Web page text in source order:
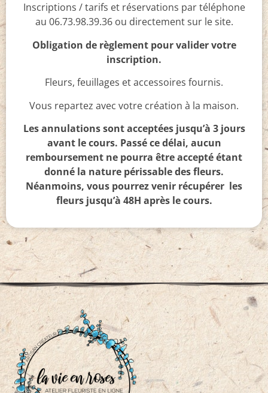
Inscriptions / tarifs et réservations par téléphone
au 06.73.98.39.36 ou directement sur le site.
Obligation de règlement pour valider votre
inscription.
Fleurs, feuillages et accessoires fournis.
Vous repartez avec votre création à la maison.
Les annulations sont acceptées jusqu’à 3 jours
avant le cours. Passé ce délai, aucun
remboursement ne pourra être accepté étant
donné la nature périssable des fleurs.
Néanmoins, vous pourrez venir récupérer les
fleurs jusqu’à 48H après le cours.